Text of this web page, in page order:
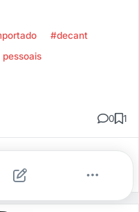
#decant
0 1
Salvar